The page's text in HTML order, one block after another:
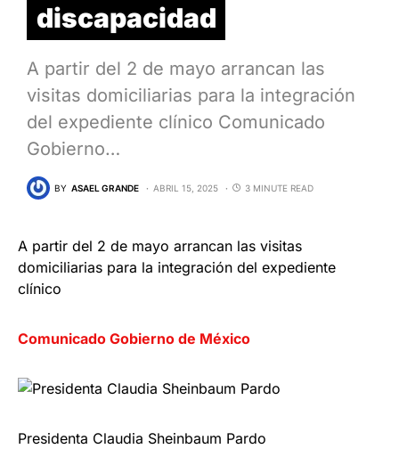
discapacidad
A partir del 2 de mayo arrancan las
visitas domiciliarias para la integración
del expediente clínico Comunicado
Gobierno…
BY ASAEL GRANDE ABRIL 15, 2025 3 MINUTE READ
A partir del 2 de mayo arrancan las visitas
domiciliarias para la integración del expediente
clínico
Comunicado Gobierno de México
Presidenta Claudia Sheinbaum Pardo